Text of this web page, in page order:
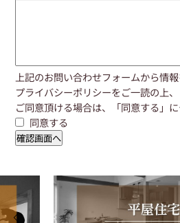
上記のお問い合わせフォームから情
プライバシーポリシーをご一読の上、
ご同意頂ける場合は、「同意する」に
同意する